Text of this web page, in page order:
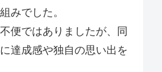
みでした。
便ではありましたが、同
達成感や独自の思い出を